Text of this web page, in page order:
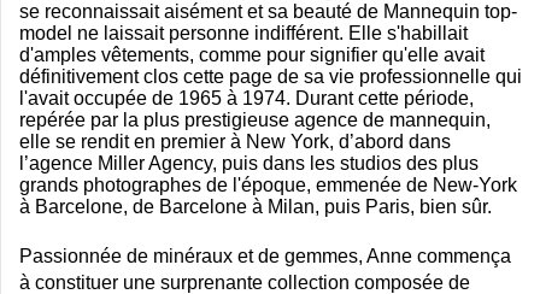
se reconnaissait aisément et sa beauté de Mannequin top-
model ne laissait personne indifférent. Elle s'habillait
d'amples vêtements, comme pour signifier qu'elle avait
définitivement clos cette page de sa vie professionnelle qui
l'avait occupée de 1965 à 1974. Durant cette période,
repérée par la plus prestigieuse agence de mannequin,
elle se rendit en premier à New York, d’abord dans
l’agence Miller Agency, puis dans les studios des plus
grands photographes de l'époque, emmenée de New-York
à Barcelone, de Barcelone à Milan, puis Paris, bien sûr.
Passionnée de minéraux et de gemmes, Anne commença
à constituer une surprenante collection composée de